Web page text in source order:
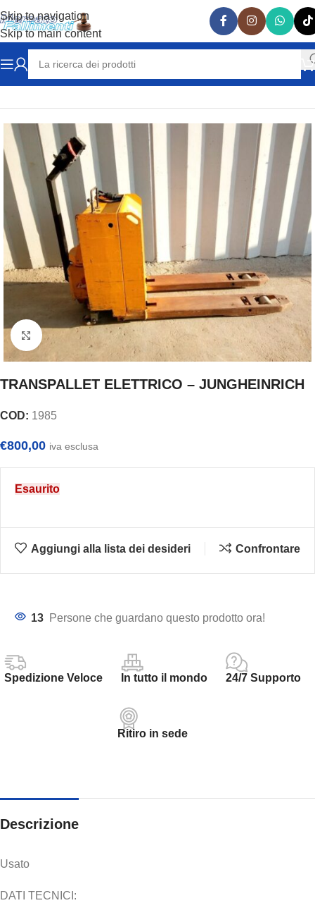
Skip to navigation
Skip to main content
Home MULETTI TRANSPALLET ELETTRICI
Clicca per ingrandire
TRANSPALLET ELETTRICO – JUNGHEINRICH
COD: 1985
€800,00 iva esclusa
Esaurito
Aggiungi alla lista dei desideri Confrontare
13 Persone che guardano questo prodotto ora!
Spedizione Veloce In tutto il mondo 24/7 Supporto
Ritiro in sede
Descrizione
Usato
DATI TECNICI: